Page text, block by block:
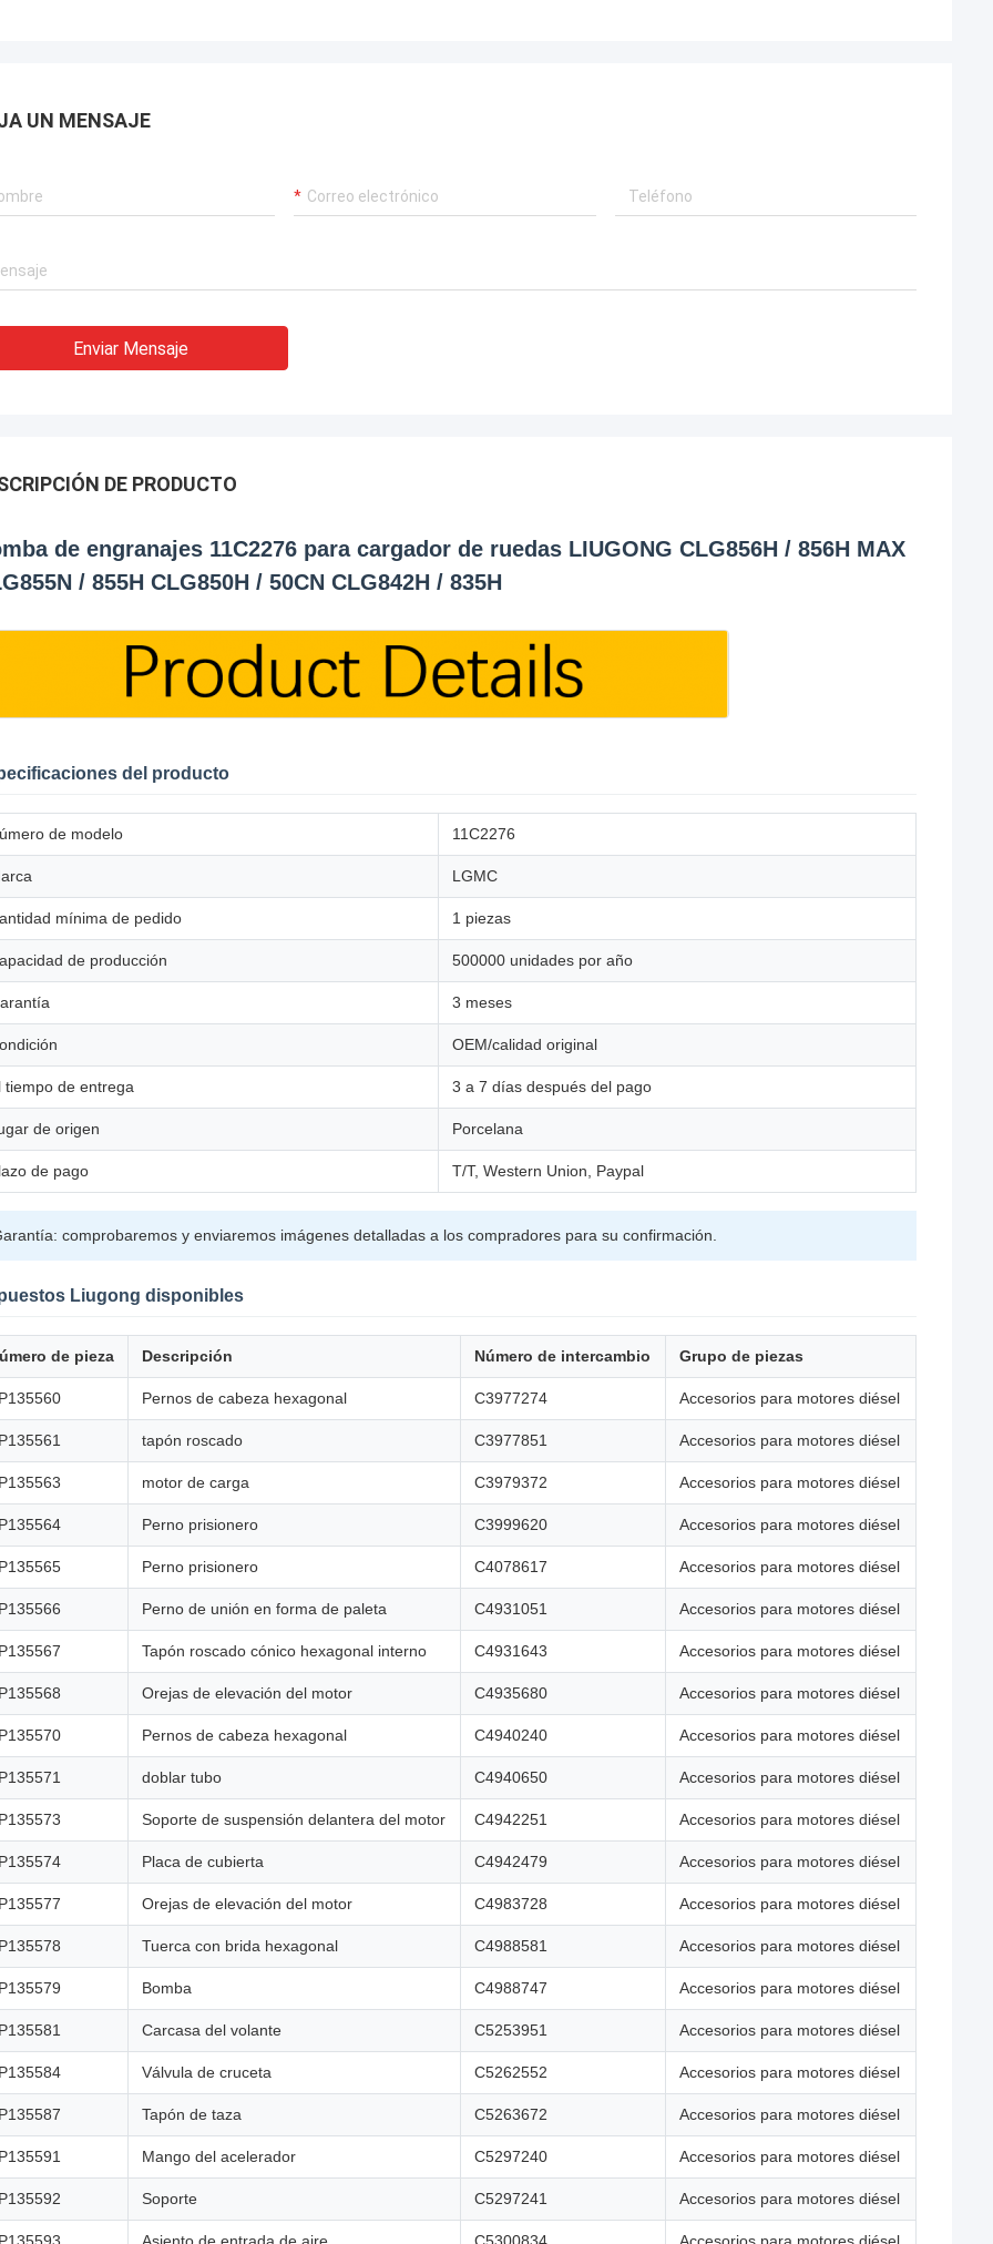
UN MENSAJE
Enviar Mensaje
DE PRODUCTO
de engranajes 11C2276 para cargador de ruedas LIUGONG CLG856H / 856H MAX
/ 855H CLG850H / 50CN CLG842H / 835H
del producto
de modelo 11C2276
LGMC
mínima de pedido 1 piezas
de producción 500000 unidades por año
3 meses
OEM/calidad original
tiempo de entrega 3 a 7 días después del pago
de origen Porcelana
de pago T/T, Western Union, Paypal
comprobaremos y enviaremos imágenes detalladas a los compradores para su confirmación.
Liugong disponibles
de pieza Descripción Número de intercambio Grupo de piezas
Pernos de cabeza hexagonal C3977274 Accesorios para motores diésel
tapón roscado C3977851 Accesorios para motores diésel
motor de carga C3979372 Accesorios para motores diésel
Perno prisionero C3999620 Accesorios para motores diésel
Perno prisionero C4078617 Accesorios para motores diésel
Perno de unión en forma de paleta C4931051 Accesorios para motores diésel
Tapón roscado cónico hexagonal interno C4931643 Accesorios para motores diésel
Orejas de elevación del motor C4935680 Accesorios para motores diésel
Pernos de cabeza hexagonal C4940240 Accesorios para motores diésel
doblar tubo C4940650 Accesorios para motores diésel
Soporte de suspensión delantera del motor C4942251 Accesorios para motores diésel
Placa de cubierta C4942479 Accesorios para motores diésel
Orejas de elevación del motor C4983728 Accesorios para motores diésel
Tuerca con brida hexagonal C4988581 Accesorios para motores diésel
Bomba C4988747 Accesorios para motores diésel
Carcasa del volante C5253951 Accesorios para motores diésel
Válvula de cruceta C5262552 Accesorios para motores diésel
Tapón de taza C5263672 Accesorios para motores diésel
Mango del acelerador C5297240 Accesorios para motores diésel
Soporte C5297241 Accesorios para motores diésel